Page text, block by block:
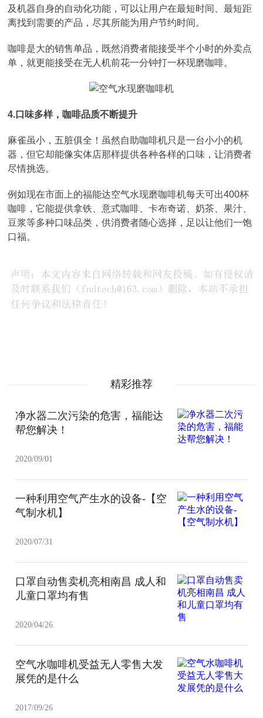
及机器自身的自动化功能，可以让用户在最短时间、最短距
离找到需要的产品，尽其所能为用户节约时间。
咖啡是大的销售单品，既然消费者能接受半个小时的外卖点
单，就更能接受在无人机前花一分钟打一杯现磨咖啡。
4.口味多样，咖啡品质不断提升
麻雀虽小，五脏俱全！虽然自助咖啡机只是一台小小的机
器，但它却能像实体店那样提供各种各样的口味，让消费者
尽情挑选。
例如现在市面上的福能达空气水现磨咖啡机每天可出400杯
咖啡，它能提供拿铁、意式咖啡、卡布奇诺、奶茶、果汁、
豆浆等多种口味品类，供消费者随心选择，足以让他们一饱
口福。
精彩推荐
净水器二次污染的危害，福能达
帮您解决！
2020/09/01
一种利用空气产生水的设备-【空
气制水机】
2020/07/31
口罩自动售卖机亮相南昌 成人和
儿童口罩均有售
2020/04/26
空气水咖啡机受益无人零售大发
展凭的是什么
2017/09/26